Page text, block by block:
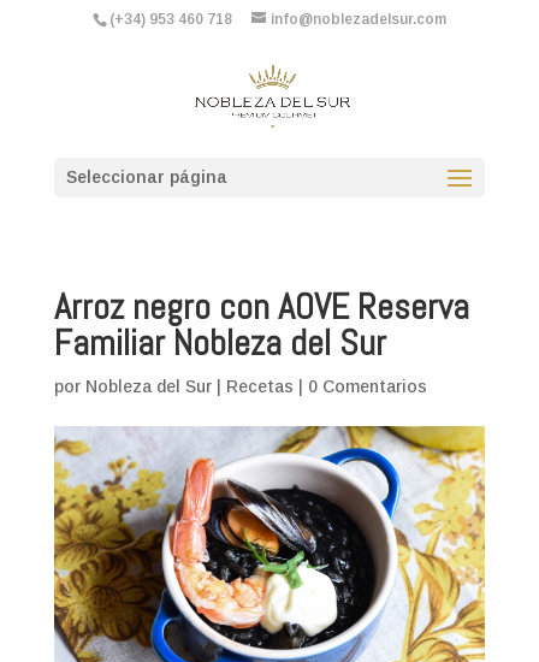
(+34) 953 460 718 info@noblezadelsur.com
Seleccionar página
Arroz negro con AOVE Reserva
Familiar Nobleza del Sur
por Nobleza del Sur| Recetas 0 Comentarios